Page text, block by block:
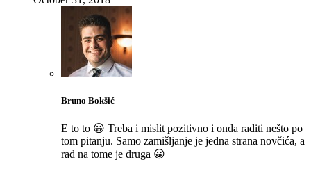
Bruno Bokšić
E to to 😀 Treba i mislit pozitivno i onda raditi nešto po
tom pitanju. Samo zamišljanje je jedna strana novčića, a
rad na tome je druga 😀